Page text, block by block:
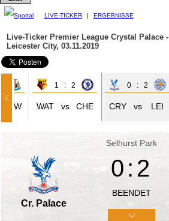
LIVE-TICKER | ERGEBNISSE
Live-Ticker Premier League Crystal Palace -
Leicester City, 03.11.2019
NEW
1 : 2
WAT vs CHE
0 : 2
CRY vs LEI
Selhurst Park
Cr. Palace
0:2
BEENDET